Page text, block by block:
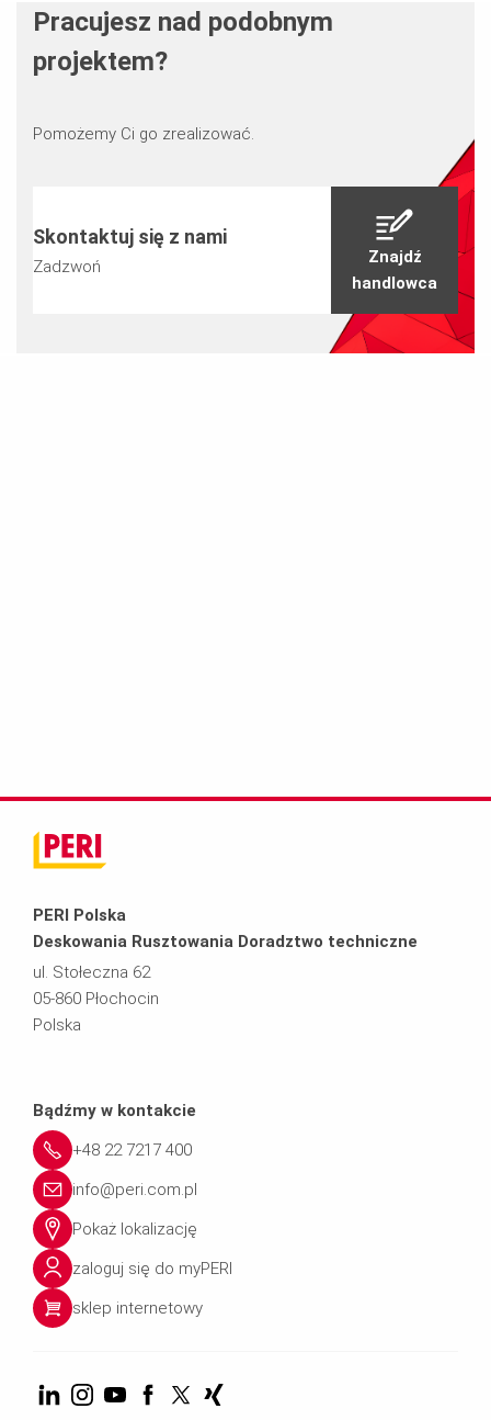
Pracujesz nad podobnym
projektem?
Pomożemy Ci go zrealizować.
Skontaktuj się z nami
Zadzwoń
Znajdź
handlowca
PERI Polska
Deskowania Rusztowania Doradztwo techniczne
ul. Stołeczna 62
05-860 Płochocin
Polska
Bądźmy w kontakcie
+48 22 7217 400
info@peri.com.pl
Pokaż lokalizację
zaloguj się do myPERI
sklep internetowy